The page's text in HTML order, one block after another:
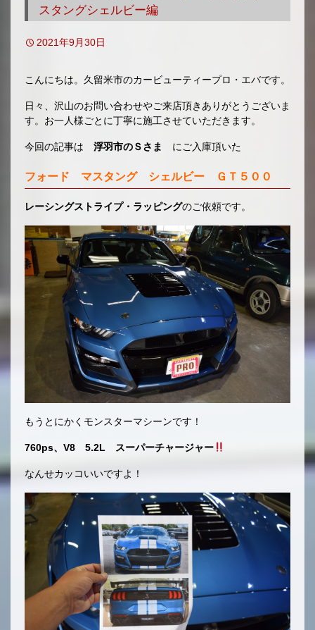
スタングシェルビー編
2021年9月30日
こんにちは。久留米市のカービューティープロ・エバです。
日々、沢山のお問い合わせやご来店頂きありがとうございま
す。お一人様ごとに丁寧に施工させていただきます。
今回の記事は 浮羽市のＳさま にご入庫頂いた
フォード マスタング シェルビー ＧＴ５００
レーシングストライプ・ラッピングのご依頼です。
もうとにかくモンスターマシーンです！
760ps、V8 5.2L スーパーチャージャー
なんせカッコいいですよ！